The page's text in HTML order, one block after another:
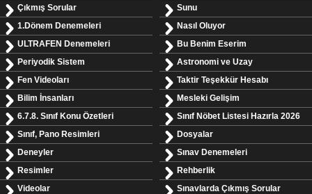
Çıkmış Sorular
1.Dönem Denemeleri
ULTRAFEN Denemeleri
Periyodik Sistem
Fen Videoları
Bilim İnsanları
6.7.8. Sınıf Konu Özetleri
Sınıf, Pano Resimleri
Deneyler
Resimler
Videolar
Sunu
Nasıl Oluyor
Bu Benim Eserim
Astronomi ve Uzay
Taktir Teşekkür Hesabı
Mesleki Gelişim
Sınıf Nöbet Listesi Hazırla 2026
Dosyalar
Sınav Denemeleri
Rehberlik
Sınavlarda Çıkmış Sorular